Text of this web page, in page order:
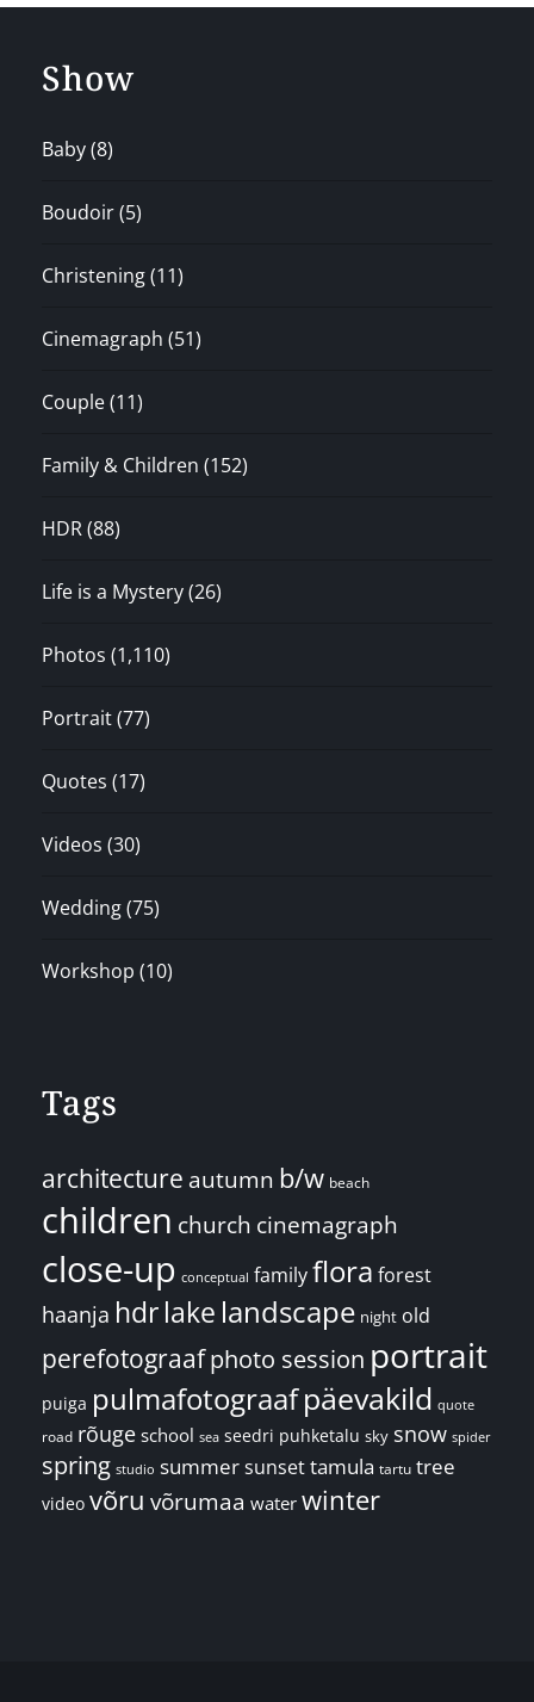
Show
Baby(8)
Boudoir(5)
Christening(11)
Cinemagraph (51)
Couple(11)
Family & Children (152)
HDR(88)
Life is a Mystery(26)
Photos (1,110)
Portrait(77)
Quotes (17)
Videos (30)
Wedding(75)
Workshop (10)
Tags
architecture autumn b/w beach
children church cinemagraph
close-up conceptual familyflora forest
haanja hdrlake landscape night old
perefotograafphoto session portrait
puiga pulmafotograafpäevakild quote
road rõuge school sea seedri puhketalu sky snow spider
spring studio summersunsettamula tartu tree
video võru võrumaa water winter